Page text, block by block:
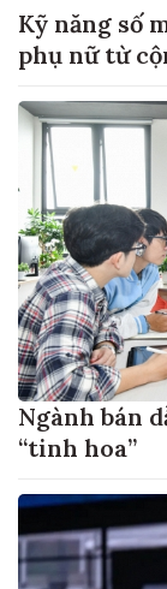
Kỹ năng số
phụ nữ từ
Ngành bán
“tinh hoa”